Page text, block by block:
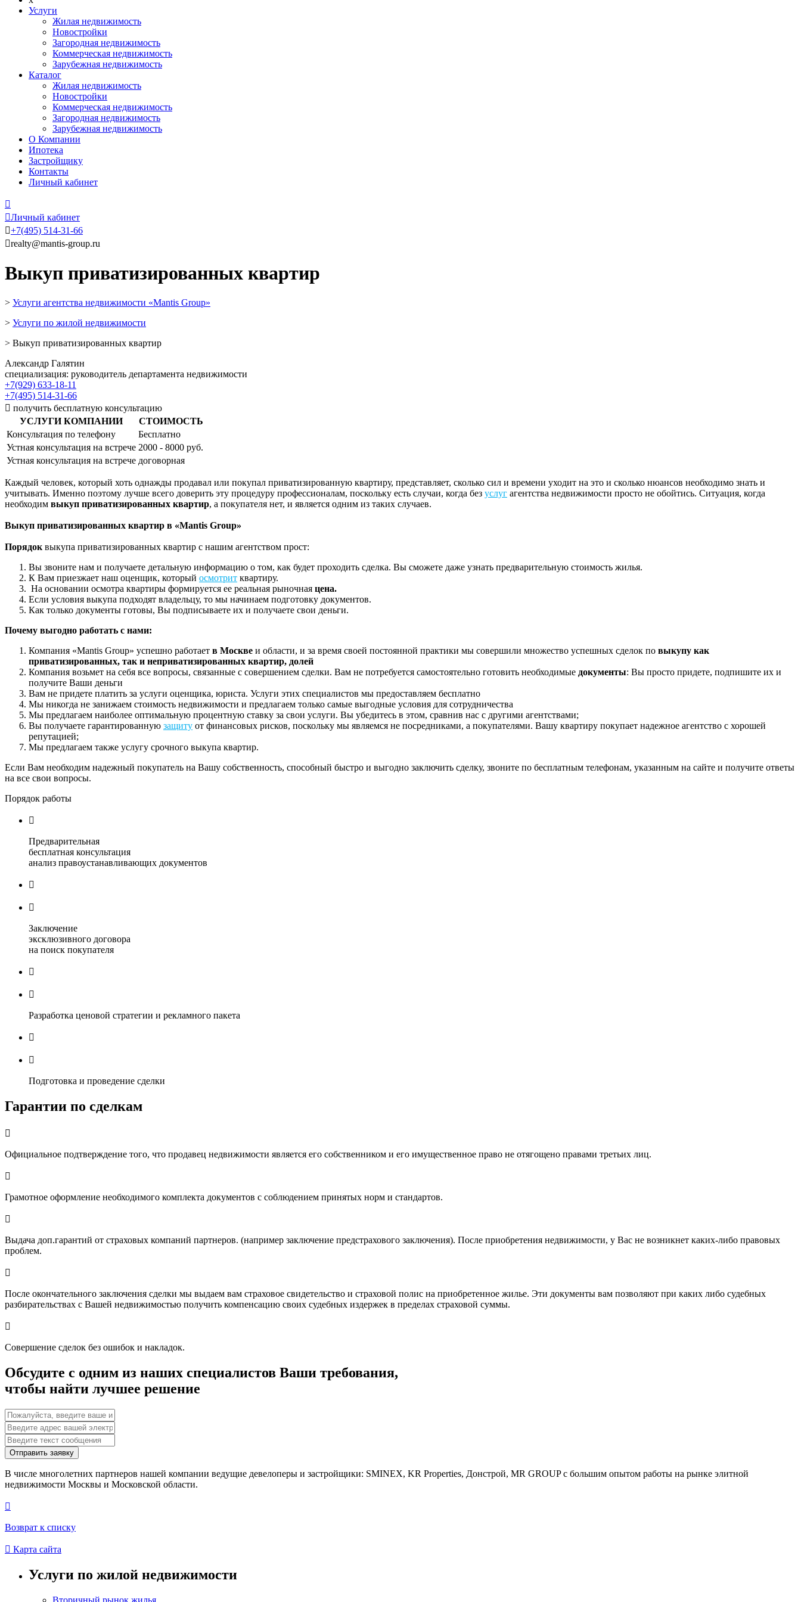
Услуги
Жилая недвижимость
Новостройки
Загородная недвижимость
Коммерческая недвижимость
Зарубежная недвижимость
Каталог
Жилая недвижимость
Новостройки
Коммерческая недвижимость
Загородная недвижимость
Зарубежная недвижимость
О Компании
Ипотека
Застройщику
Контакты
Личный кабинет

Личный кабинет
+7(495) 514-31-66
realty@mantis-group.ru
Выкуп приватизированных квартир
> Услуги агентства недвижимости «Mantis Group»
> Услуги по жилой недвижимости
> Выкуп приватизированных квартир
Александр Галятин
специализация: руководитель департамента недвижимости
+7(929) 633-18-11
+7(495) 514-31-66
 получить бесплатную консультацию
УСЛУГИ КОМПАНИИ
СТОИМОСТЬ
Консультация по телефону
Бесплатно
Устная консультация на встрече 2000 - 8000 руб.
Устная консультация на встрече договорная
Каждый человек, который хоть однажды продавал или покупал приватизированную квартиру, представляет, сколько сил и времени уходит на это и сколько нюансов необходимо знать и
учитывать. Именно поэтому лучше всего доверить эту процедуру профессионалам, поскольку есть случаи, когда без услуг агентства недвижимости просто не обойтись. Ситуация, когда
необходим выкуп приватизированных квартир, а покупателя нет, и является одним из таких случаев.
Выкуп приватизированных квартир в «Mantis Group»
Порядок выкупа приватизированных квартир с нашим агентством прост:
Вы звоните нам и получаете детальную информацию о том, как будет проходить сделка. Вы сможете даже узнать предварительную стоимость жилья.
К Вам приезжает наш оценщик, который осмотрит квартиру.
На основании осмотра квартиры формируется ее реальная рыночная цена.
Если условия выкупа подходят владельцу, то мы начинаем подготовку документов.
Как только документы готовы, Вы подписываете их и получаете свои деньги.
Почему выгодно работать с нами:
Компания «Mantis Group» успешно работает в Москве и области, и за время своей постоянной практики мы совершили множество успешных сделок по выкупу как
приватизированных, так и неприватизированных квартир, долей
Компания возьмет на себя все вопросы, связанные с совершением сделки. Вам не потребуется самостоятельно готовить необходимые документы: Вы просто придете, подпишите их и
получите Ваши деньги
Вам не придете платить за услуги оценщика, юриста. Услуги этих специалистов мы предоставляем бесплатно
Мы никогда не занижаем стоимость недвижимости и предлагаем только самые выгодные условия для сотрудничества
Мы предлагаем наиболее оптимальную процентную ставку за свои услуги. Вы убедитесь в этом, сравнив нас с другими агентствами;
Вы получаете гарантированную защиту от финансовых рисков, поскольку мы являемся не посредниками, а покупателями. Вашу квартиру покупает надежное агентство с хорошей
репутацией;
Мы предлагаем также услугу срочного выкупа квартир.
Если Вам необходим надежный покупатель на Вашу собственность, способный быстро и выгодно заключить сделку, звоните по бесплатным телефонам, указанным на сайте и получите ответы
на все свои вопросы.
Порядок работы

Предварительная
бесплатная консультация
анализ правоустанавливающих документов


Заключение
эксклюзивного договора
на поиск покупателя


Разработка ценовой стратегии и рекламного пакета


Подготовка и проведение сделки
Гарантии по сделкам

Официальное подтверждение того, что продавец недвижимости является его собственником и его имущественное право не отягощено правами третьих лиц.

Грамотное оформление необходимого комплекта документов с соблюдением принятых норм и стандартов.

Выдача доп.гарантий от страховых компаний партнеров. (например заключение предстрахового заключения). После приобретения недвижимости, у Вас не возникнет каких-либо правовых
проблем.

После окончательного заключения сделки мы выдаем вам страховое свидетельство и страховой полис на приобретенное жилье. Эти документы вам позволяют при каких либо судебных
разбирательствах с Вашей недвижимостью получить компенсацию своих судебных издержек в пределах страховой суммы.

Совершение сделок без ошибок и накладок.
Обсудите с одним из наших специалистов Ваши требования,
чтобы найти лучшее решение
Отправить заявку
В числе многолетних партнеров нашей компании ведущие девелоперы и застройщики: SMINEX, KR Properties, Донстрой, MR GROUP c большим опытом работы на рынке элитной
недвижимости Москвы и Московской области.

Возврат к списку
 Карта сайта
Услуги по жилой недвижимости